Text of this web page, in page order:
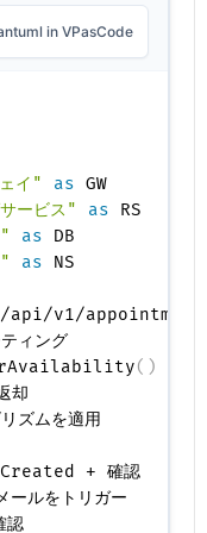
in VPasCode
イ" as
ービス" as
as
as NS
/api/v1/
ィング
( )
却
ズムを適用
+ 確認
ールをトリガー